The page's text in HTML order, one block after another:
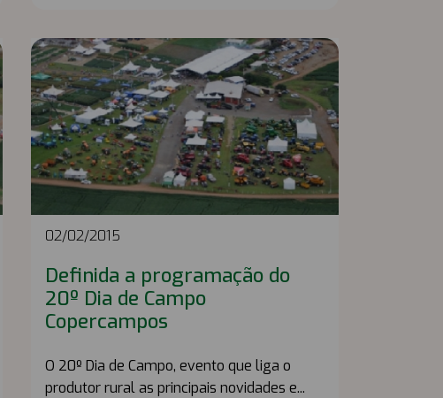
02/02/2015
Definida a programação do
20º Dia de Campo
Copercampos
O 20º Dia de Campo, evento que liga o
produtor rural as principais novidades e...